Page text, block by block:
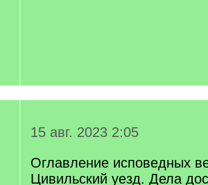
15 авг. 2023 2:05
Оглавление исповедных
Цивильский уезд. Дела